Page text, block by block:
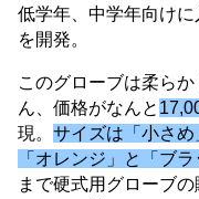
低学年、中学年向けに
を開発。
このグローブは柔ら
ん、価格がなんと
現。 サイズは「小さ
「オレンジ」と「ブ
まで硬式用グローブ